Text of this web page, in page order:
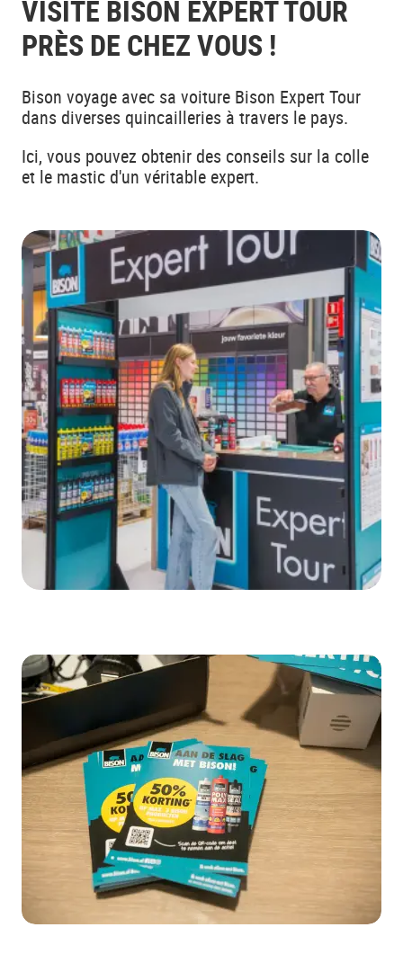
VISITE BISON EXPERT TOUR
PRÈS DE CHEZ VOUS !
Bison voyage avec sa voiture Bison Expert Tour
dans diverses quincailleries à travers le pays.
Ici, vous pouvez obtenir des conseils sur la colle
et le mastic d'un véritable expert.